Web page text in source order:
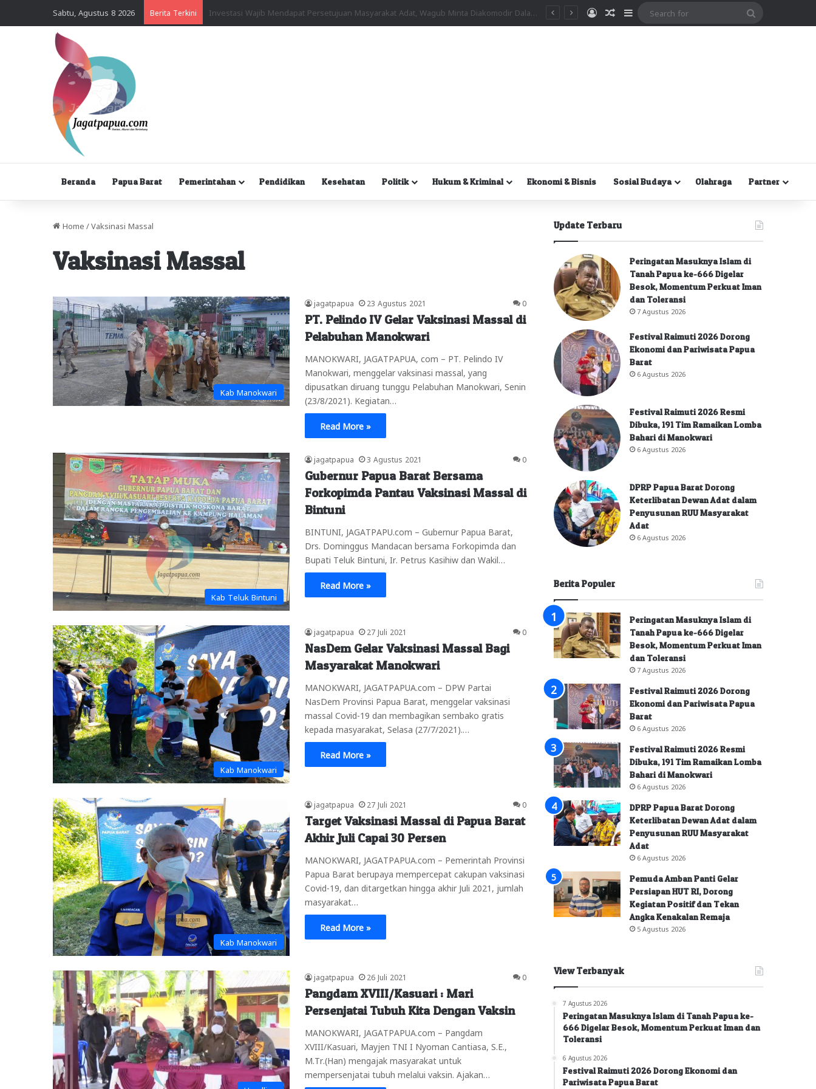
Sabtu, Agustus 8 2026 Berita Terkini MasukRandom Article
Sidebar
Beranda Papua Barat Pemerintahan Pendidikan Kesehatan Politik Hukum & Kriminal Ekonomi & Bisnis Sosial Budaya Olahraga Partner
Home / Vaksinasi Massal
Vaksinasi Massal
Kab Manokwari
jagatpapua 23 Agustus 2021 0
PT. Pelindo IV Gelar Vaksinasi Massal di
Pelabuhan Manokwari
MANOKWARI, JAGATPAPUA, com – PT. Pelindo IV
Manokwari, menggelar vaksinasi massal, yang
dipusatkan diruang tunggu Pelabuhan Manokwari, Senin
(23/8/2021). Kegiatan…
Read More »
Kab Teluk Bintuni
jagatpapua 3 Agustus 2021 0
Gubernur Papua Barat Bersama
Forkopimda Pantau Vaksinasi Massal di
Bintuni
BINTUNI, JAGATPAPU.com – Gubernur Papua Barat,
Drs. Dominggus Mandacan bersama Forkopimda dan
Bupati Teluk Bintuni, Ir. Petrus Kasihiw dan Wakil…
Read More »
Kab Manokwari
jagatpapua 27 Juli 2021 0
NasDem Gelar Vaksinasi Massal Bagi
Masyarakat Manokwari
MANOKWARI, JAGATPAPUA.com – DPW Partai
NasDem Provinsi Papua Barat, menggelar vaksinasi
massal Covid-19 dan membagikan sembako gratis
kepada masyarakat, Selasa (27/7/2021).…
Read More »
Kab Manokwari
jagatpapua 27 Juli 2021 0
Target Vaksinasi Massal di Papua Barat
Akhir Juli Capai 30 Persen
MANOKWARI, JAGATPAPUA.com – Pemerintah Provinsi
Papua Barat berupaya mempercepat cakupan vaksinasi
Covid-19, dan ditargetkan hingga akhir Juli 2021, jumlah
masyarakat…
Read More »
jagatpapua 26 Juli 2021 0
Pangdam XVIII/Kasuari : Mari
Persenjatai Tubuh Kita Dengan Vaksin
MANOKWARI, JAGATPAPUA.com – Pangdam
XVIII/Kasuari, Mayjen TNI I Nyoman Cantiasa, S.E.,
M.Tr.(Han) mengajak masyarakat untuk
mempersenjatai tubuh melalui vaksin. Ajakan…
Update Terbaru
Peringatan Masuknya Islam di
Tanah Papua ke-666 Digelar
Besok, Momentum Perkuat Iman
dan Toleransi
7 Agustus 2026
Festival Raimuti 2026 Dorong
Ekonomi dan Pariwisata Papua
Barat
6 Agustus 2026
Festival Raimuti 2026 Resmi
Dibuka, 191 Tim Ramaikan Lomba
Bahari di Manokwari
6 Agustus 2026
DPRP Papua Barat Dorong
Keterlibatan Dewan Adat dalam
Penyusunan RUU Masyarakat
Adat
6 Agustus 2026
Berita Populer
Peringatan Masuknya Islam di
Tanah Papua ke-666 Digelar
Besok, Momentum Perkuat Iman
dan Toleransi
7 Agustus 2026
Festival Raimuti 2026 Dorong
Ekonomi dan Pariwisata Papua
Barat
6 Agustus 2026
Festival Raimuti 2026 Resmi
Dibuka, 191 Tim Ramaikan Lomba
Bahari di Manokwari
6 Agustus 2026
DPRP Papua Barat Dorong
Keterlibatan Dewan Adat dalam
Penyusunan RUU Masyarakat
Adat
6 Agustus 2026
Pemuda Amban Panti Gelar
Persiapan HUT RI, Dorong
Kegiatan Positif dan Tekan
Angka Kenakalan Remaja
5 Agustus 2026
View Terbanyak
7 Agustus 2026
Peringatan Masuknya Islam di Tanah Papua ke-
666 Digelar Besok, Momentum Perkuat Iman dan
Toleransi
6 Agustus 2026
Festival Raimuti 2026 Dorong Ekonomi dan
Pariwisata Papua Barat